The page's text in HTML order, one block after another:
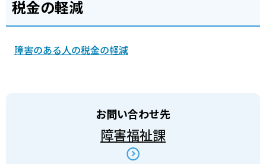
税金の軽減
障害のある人の税金の軽減
お問い合わせ先
障害福祉課